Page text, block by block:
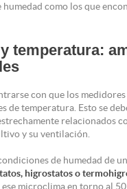
como los que
temperatura:
con que los medidores
de temperatura. Esto se
relacionados
y su ventilación.
de humedad de
higrostatos o
microclima en torno al